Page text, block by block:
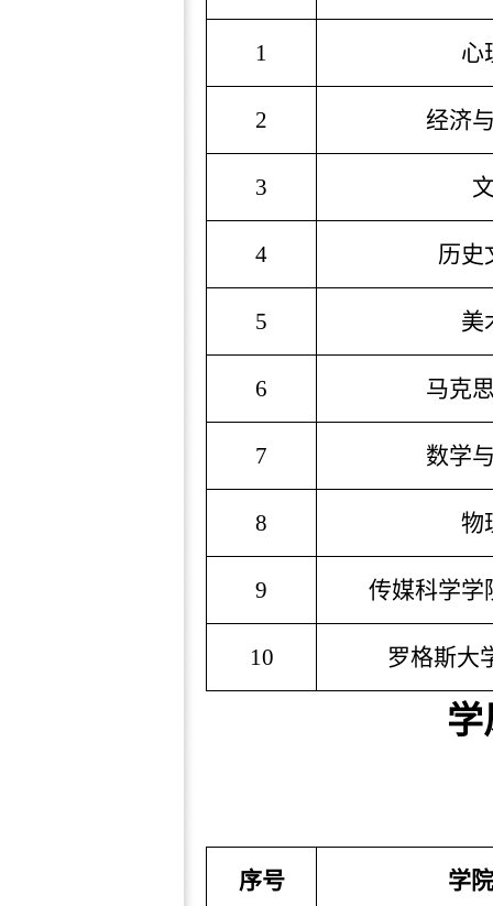
1 心
2 经济
3
4 历史
5 美
6 马克
7 数学
8 物
9 传媒科学学
10 罗格斯大
学
序号 学